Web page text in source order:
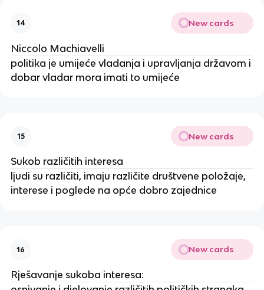
14 New cards
Niccolo Machiavelli
politika je umijeće vladanja i upravljanja državom i
dobar vladar mora imati to umijeće
15 New cards
Sukob različitih interesa
ljudi su različiti, imaju različite društvene položaje,
interese i poglede na opće dobro zajednice
16 New cards
Rješavanje sukoba interesa: